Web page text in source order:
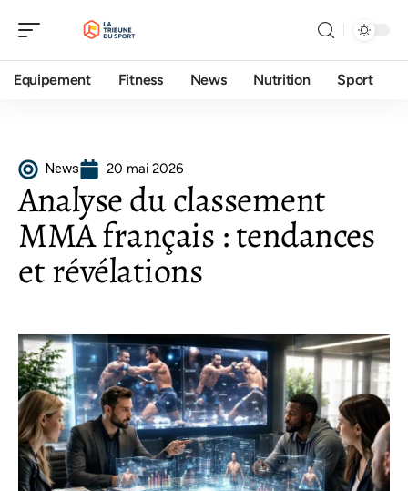
Equipement Fitness News Nutrition Sport
News 20 mai 2026
Analyse du classement
MMA français : tendances
et révélations